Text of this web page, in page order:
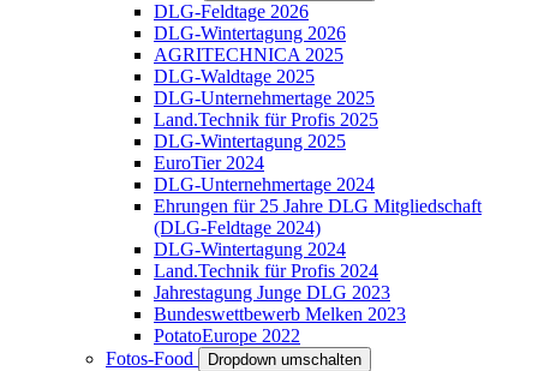
DLG-Feldtage 2026
DLG-Wintertagung 2026
AGRITECHNICA 2025
DLG-Waldtage 2025
DLG-Unternehmertage 2025
Land.Technik für Profis 2025
DLG-Wintertagung 2025
EuroTier 2024
DLG-Unternehmertage 2024
Ehrungen für 25 Jahre DLG Mitgliedschaft
(DLG-Feldtage 2024)
DLG-Wintertagung 2024
Land.Technik für Profis 2024
Jahrestagung Junge DLG 2023
Bundeswettbewerb Melken 2023
PotatoEurope 2022
Fotos-Food
Dropdown umschalten